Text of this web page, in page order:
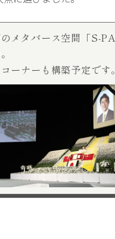
メタバース空間「S-
ーナーも構築予定です。